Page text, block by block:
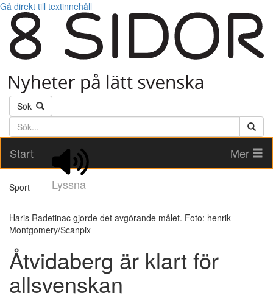
Gå direkt till textinnehåll
Sök
Söktext
Start
Lyssna
Mer
Sport
Haris Radetinac gjorde det avgörande målet. Foto: henrik
Montgomery/Scanpix
Åtvidaberg är klart för
allsvenskan